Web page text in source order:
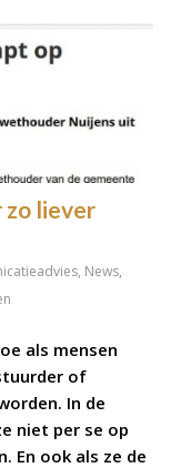
zo liever
, News,
als mensen
of
In de
niet per se op
En ook als ze de